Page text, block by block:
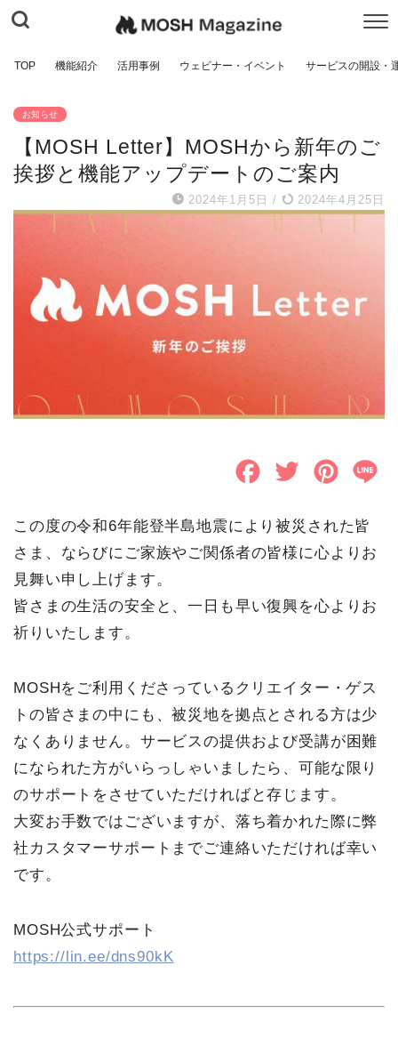
TOP 機能紹介 活用事例 ウェビナー・イベント サービスの開設・
お知らせ
【MOSH Letter】MOSHから新年のご
挨拶と機能アップデートのご案内
2024年1月5日 / 2024年4月25日
c
b
k
i
t
n
e
s
この度の令和6年能登半島地震により被災された皆
さま、ならびにご家族やご関係者の皆様に心よりお
見舞い申し上げます。
皆さまの生活の安全と、一日も早い復興を心よりお
祈りいたします。
MOSHをご利用くださっているクリエイター・ゲス
トの皆さまの中にも、被災地を拠点とされる方は少
なくありません。サービスの提供および受講が困難
になられた方がいらっしゃいましたら、可能な限り
のサポートをさせていただければと存じます。
大変お手数ではございますが、落ち着かれた際に弊
社カスタマーサポートまでご連絡いただければ幸い
です。
MOSH公式サポート
https://lin.ee/dns90kK